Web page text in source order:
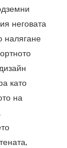
неговата
налягане
като
на